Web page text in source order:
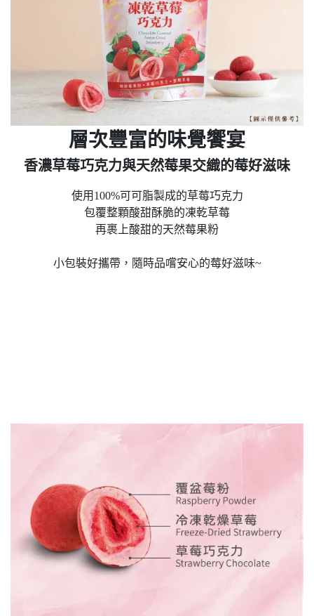
層次豐富的味覺饗宴
香濃草莓巧克力與天然莓果交織的莓好滋味
使用100%可可脂製成的草莓巧克力
包覆整顆酸甜酥脆的凍乾草莓
再裹上酸甜的天然莓果粉
小包裝好攜帶，隨時品嚐安心的莓好滋味~